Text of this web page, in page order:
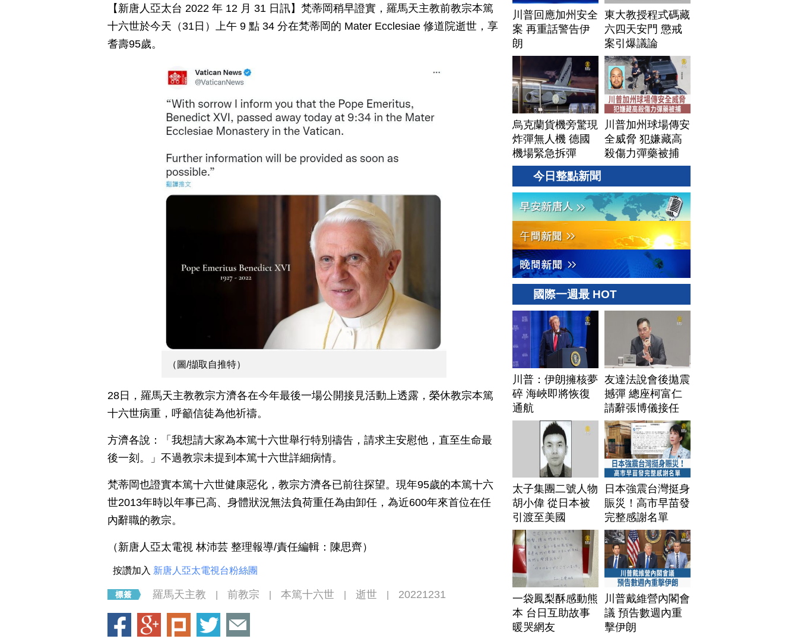
【新唐人亞太台 2022 年 12 月 31 日訊】梵蒂岡稍早證實，羅馬天主教前教宗本篤
十六世於今天（31日）上午 9 點 34 分在梵蒂岡的 Mater Ecclesiae 修道院逝世，享
耆壽95歲。
（圖/擷取自推特）
28日，羅馬天主教教宗方濟各在今年最後一場公開接見活動上透露，榮休教宗本篤
十六世病重，呼籲信徒為他祈禱。
方濟各說：「我想請大家為本篤十六世舉行特別禱告，請求主安慰他，直至生命最
後一刻。」不過教宗未提到本篤十六世詳細病情。
梵蒂岡也證實本篤十六世健康惡化，教宗方濟各已前往探望。現年95歲的本篤十六
世2013年時以年事已高、身體狀況無法負荷重任為由卸任，為近600年來首位在任
內辭職的教宗。
（新唐人亞太電視 林沛芸 整理報導/責任編輯：陳思齊）
按讚加入 新唐人亞太電視台粉絲團
羅馬天主教 前教宗 本篤十六世 逝世 20221231
川普回應加州安全
案 再重話警告伊
朗
東大教授程式碼藏
六四天安門 懲戒
案引爆議論
烏克蘭貨機旁驚現
炸彈無人機 德國
機場緊急拆彈
川普加州球場傳安
全威脅 犯嫌藏高
殺傷力彈藥被捕
今日整點新聞
國際一週最 HOT
川普：伊朗擁核夢
碎 海峽即將恢復
通航
友達法說會後拋震
撼彈 總座柯富仁
請辭張博儀接任
太子集團二號人物
胡小偉 從日本被
引渡至美國
日本強震台灣挺身
賑災！高市早苗發
完整感謝名單
一袋鳳梨酥感動熊
本 台日互助故事
暖哭網友
川普戴維營內閣會
議 預告數週內重
擊伊朗